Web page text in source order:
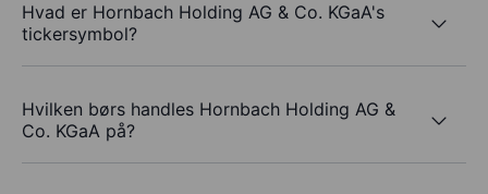
Hvad er Hornbach Holding AG & Co. KGaA's
tickersymbol?
Hvilken børs handles Hornbach Holding AG &
Co. KGaA på?